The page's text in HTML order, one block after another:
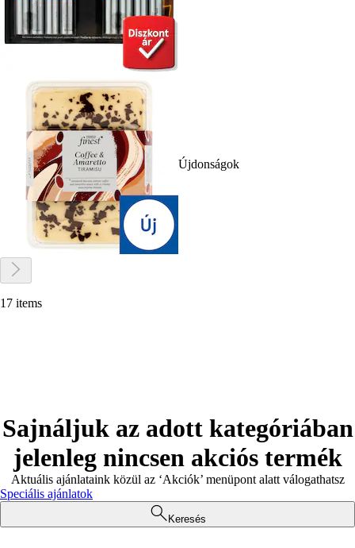
Újdonságok
17 items
Sajnáljuk az adott kategóriában
jelenleg nincsen akciós termék
Aktuális ajánlataink közül az ‘Akciók’ menüpont alatt válogathatsz
Speciális ajánlatok
Keresés